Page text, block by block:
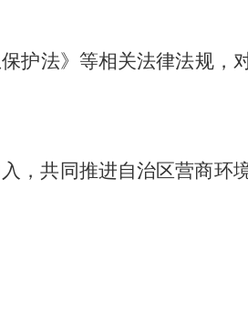
护法》等相关法律法规，
，共同推进自治区营商环